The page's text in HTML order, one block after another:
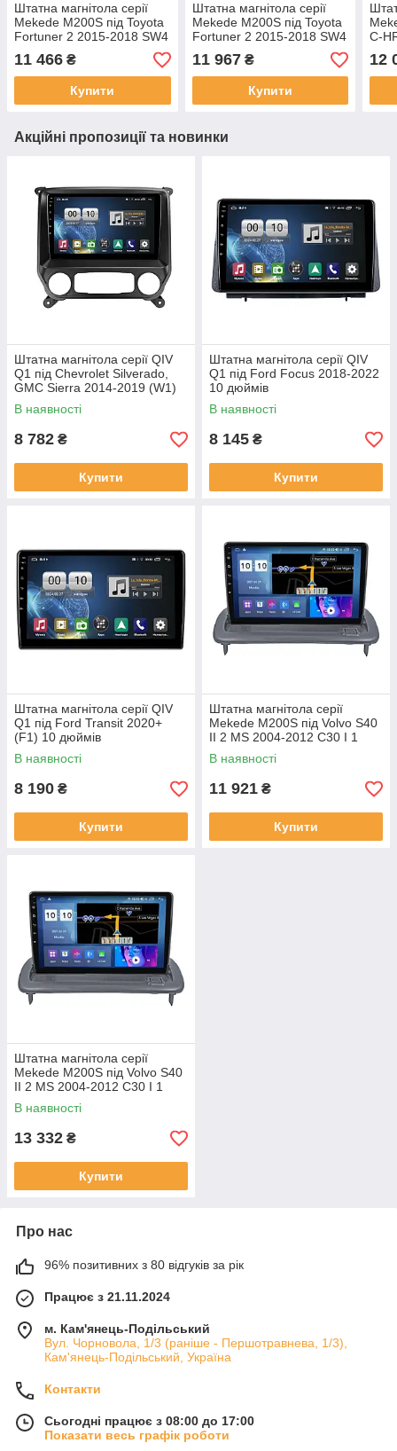
Штатна магнітола серії
Mekede M200S під Toyota
Fortuner 2 2015-2018 SW4
2016+ (F1) (W1) 9 дюймів
11 466 ₴
Купити
Штатна магнітола серії
Mekede M200S під Toyota
Fortuner 2 2015-2018 SW4
2016+ (F1) (W2) 9 дюймів
11 967₴
Купити
C-
12
Акційні пропозиції та новинки
Штатна магнітола серії QIV
Q1 під Chevrolet Silverado,
GMC Sierra 2014-2019 (W1)
10 дюймів
В наявності
8 782 ₴
Купити
Штатна магнітола серії QIV
Q1 під Ford Focus 2018-2022
10 дюймів
В наявності
8 145 ₴
Купити
Штатна магнітола серії QIV
Q1 під Ford Transit 2020+
(F1) 10 дюймів
В наявності
8 190 ₴
Купити
Штатна магнітола серії
Mekede M200S під Volvo S40
II 2 MS 2004-2012 C30 I 1
2006-2013 C70 II 2 2005-2013
(W1)
В наявності
11 921 ₴
Купити
Штатна магнітола серії
Mekede M200S під Volvo S40
II 2 MS 2004-2012 C30 I 1
2006-2013 C70 II 2 2005-2013
(W2)
В наявності
13 332 ₴
Купити
Про нас
96% позитивних з 80 відгуків за рік
Працює з 21.11.2024
м. Кам'янець-Подільський
Вул. Чорновола, 1/3 (раніше - Першотравнева, 1/3),
Кам'янець-Подільський, Україна
Контакти
Сьогодні працює з 08:00 до 17:00
Показати весь графік роботи